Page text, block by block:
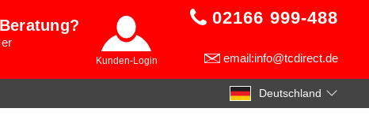
Deutschland
02166 999-488
email:info@tcdirect.de
Kunden-Login